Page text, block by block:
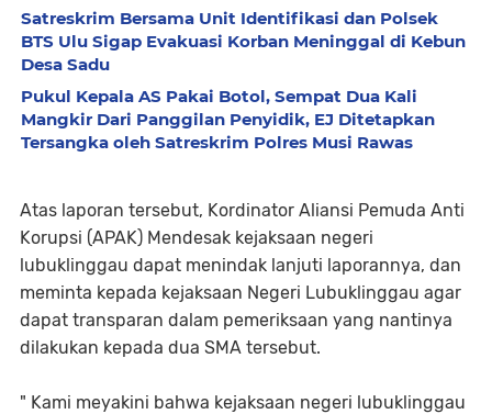
Satreskrim Bersama Unit Identifikasi dan Polsek
BTS Ulu Sigap Evakuasi Korban Meninggal di Kebun
Desa Sadu
Pukul Kepala AS Pakai Botol, Sempat Dua Kali
Mangkir Dari Panggilan Penyidik, EJ Ditetapkan
Tersangka oleh Satreskrim Polres Musi Rawas
Atas laporan tersebut, Kordinator Aliansi Pemuda Anti
Korupsi (APAK) Mendesak kejaksaan negeri
lubuklinggau dapat menindak lanjuti laporannya, dan
meminta kepada kejaksaan Negeri Lubuklinggau agar
dapat transparan dalam pemeriksaan yang nantinya
dilakukan kepada dua SMA tersebut.
" Kami meyakini bahwa kejaksaan negeri lubuklinggau